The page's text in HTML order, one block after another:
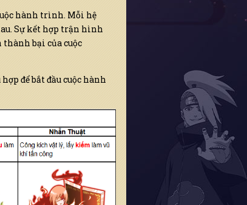
hành trình. Mỗi hệ
Sự kết hợp trận hình
thành bại của cuộc
để bắt đầu cuộc hành